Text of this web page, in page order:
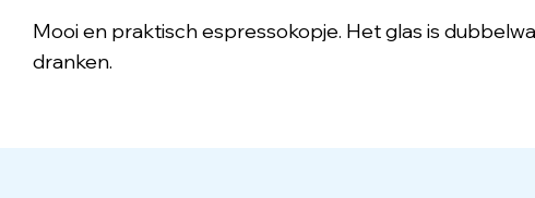
Mooi en praktisch espressokopje. Het glas is
dranken.